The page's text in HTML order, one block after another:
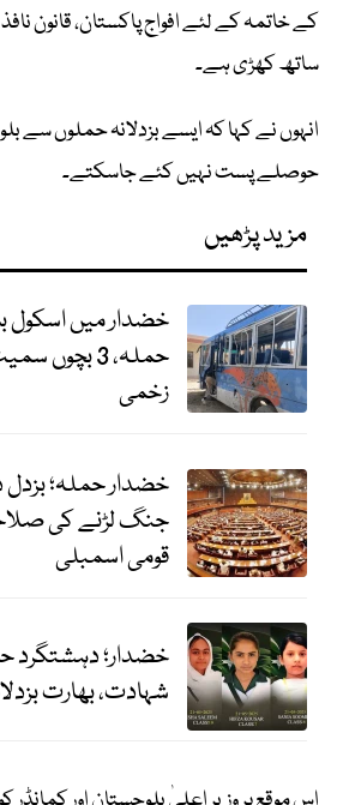
کے خاتمہ کے لئے افواج پاکستان، قانون
ساتھ کھڑی ہے۔
انہوں نے کہا کہ ایسے بزدلانہ حملوں سے
حوصلے پست نہیں کئے جاسکتے۔
مزید پڑھیں
خضدار میں
زخمی
خضدار حملہ؛
جنگ لڑنے کی
قومی اسمبلی
خضدار؛ دہشتگرد
شہادت، بھارت